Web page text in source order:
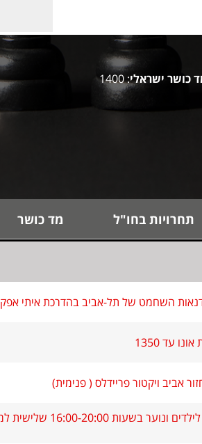
כושר ישראלי: 1400
תחרויות בחו"ל מד כושר
השחמט של תל-אביב בהדרכת איתי אפק
עד 1350
אביב ויקטור פריידלס ( פנימית)